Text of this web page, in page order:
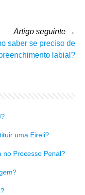
Artigo seguinte →
saber se preciso de
labial?
uma Eireli?
no Processo Penal?